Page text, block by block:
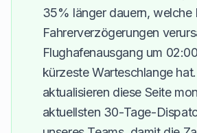
35% länger dauern, welche
Fahrerverzögerungen
Flughafenausgang um
kürzeste Warteschlange
aktualisieren diese Seite
aktuellsten 30-Tage-